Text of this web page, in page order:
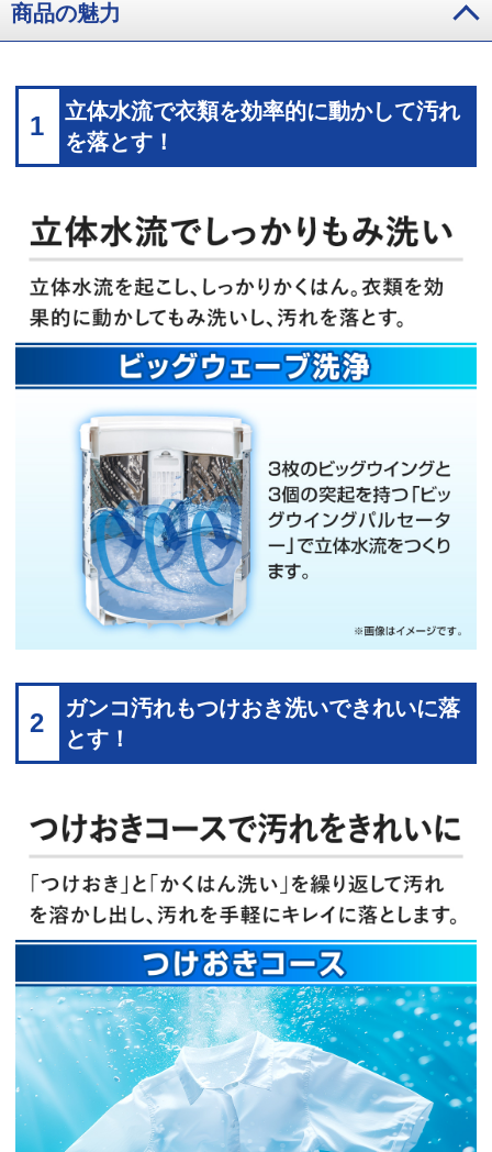
商品の魅力
1
立体水流で衣類を効率的に動かして汚れ
を落とす！
2
ガンコ汚れもつけおき洗いできれいに落
とす！